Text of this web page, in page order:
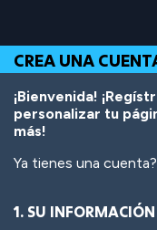
Top
of
Page
Navigation
Main
Content
Footer
contenido
principal
CREA UNA
¡Bienvenida!
personalizar tu
más!
Ya tienes una cuenta?
1. SU